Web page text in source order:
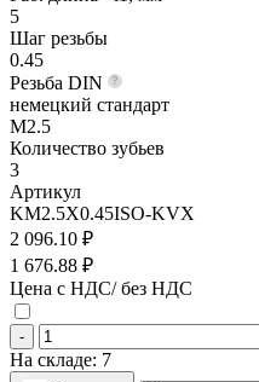
5
Шаг резьбы
0.45
Резьба DIN
немецкий стандарт
M2.5
Количество зубьев
3
Артикул
KM2.5X0.45ISO-KVX
2 096.10 ₽
1 676.88 ₽
Цена с НДС/ без НДС
-
На складе: 7